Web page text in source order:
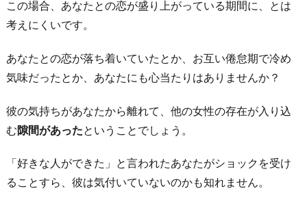
ま
だ
が
揺
て
い
この場合、あなたとの恋が盛り上がっている期間に、とは
考えにくいです。
あなたとの恋が落ち着いていたとか、お互い倦怠期で冷め
気味だったとか、あなたにも心当たりはありませんか？
彼の気持ちがあなたから離れて、他の女性の存在が入り込
む隙間があったということでしょう。
「好きな人ができた」と言われたあなたがショックを受け
ることすら、彼は気付いていないのかも知れません。